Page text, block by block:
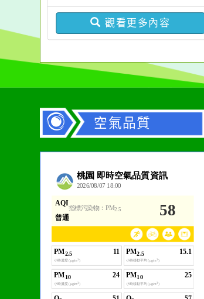
觀看更多內容
空氣品質
一杯清水因
水而變污濁
卻不會因一
在而變清澈。